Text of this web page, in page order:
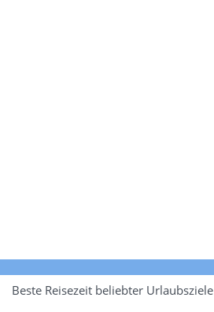
Beste Reisezeit beliebter Urlaubsziele